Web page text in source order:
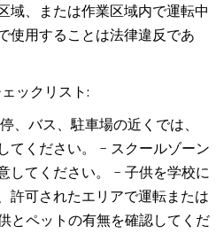
域、または作業区域内で運転中
使用することは法律違反であ
ックリスト:
、バス、駐車場の近くでは、
てください。 - スクールゾーン
してください。 - 子供を学校に
許可されたエリアで運転または
とペットの有無を確認してくだ